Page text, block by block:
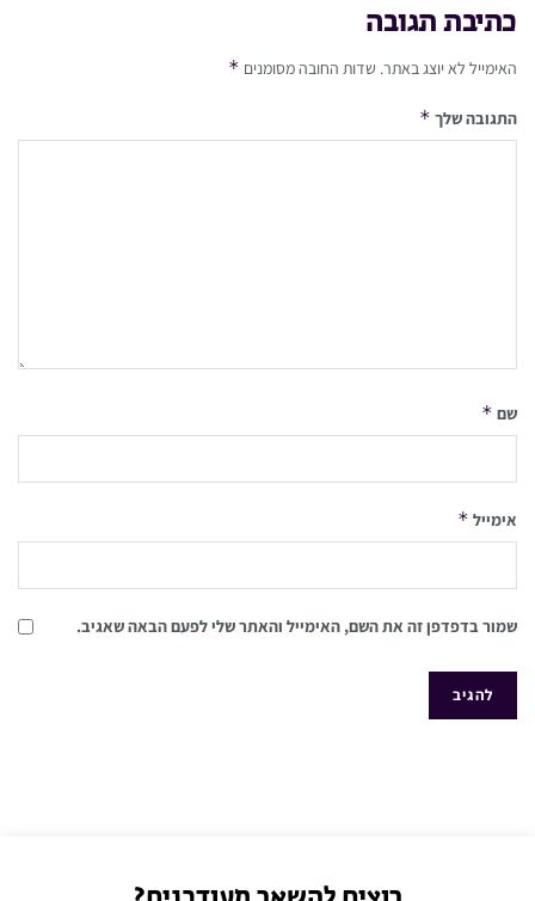
כתיבת תגובה
האימייל לא יוצג באתר. שדות החובה מסומנים *
התגובה שלך *
שם *
אימייל *
שמור בדפדפן זה את השם, האימייל והאתר שלי לפעם הבאה שאגיב.